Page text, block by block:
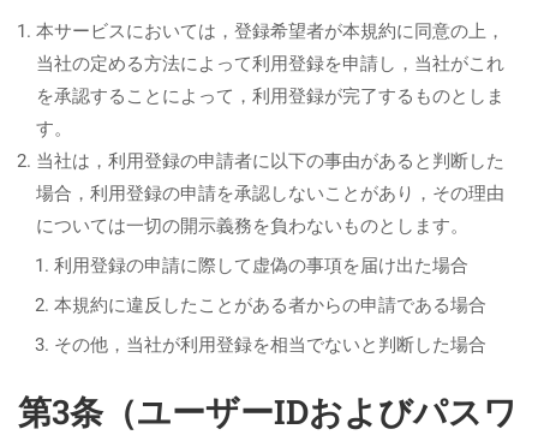
本サービスにおいては，登録希望者が本規約に同意の上，
当社の定める方法によって利用登録を申請し，当社がこれ
を承認することによって，利用登録が完了するものとしま
す。
当社は，利用登録の申請者に以下の事由があると判断した
場合，利用登録の申請を承認しないことがあり，その理由
については一切の開示義務を負わないものとします。
利用登録の申請に際して虚偽の事項を届け出た場合
本規約に違反したことがある者からの申請である場合
その他，当社が利用登録を相当でないと判断した場合
第3条（ユーザーIDおよびパスワ